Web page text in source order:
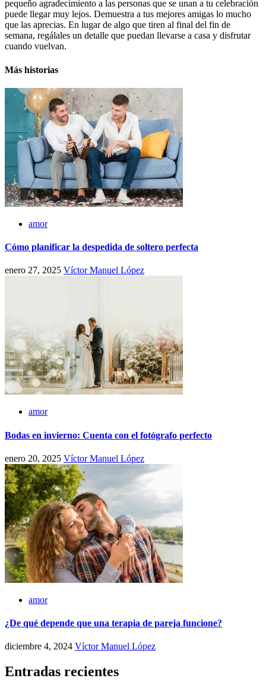
pequeño agradecimiento a las personas que se unan a tu celebración
puede llegar muy lejos. Demuestra a tus mejores amigas lo mucho
que las aprecias. En lugar de algo que tiren al final del fin de
semana, regálales un detalle que puedan llevarse a casa y disfrutar
cuando vuelvan.
Más historias
amor
Cómo planificar la despedida de soltero perfecta
enero 27, 2025 Víctor Manuel López
amor
Bodas en invierno: Cuenta con el fotógrafo perfecto
enero 20, 2025 Víctor Manuel López
amor
¿De qué depende que una terapia de pareja funcione?
diciembre 4, 2024 Víctor Manuel López
Entradas recientes